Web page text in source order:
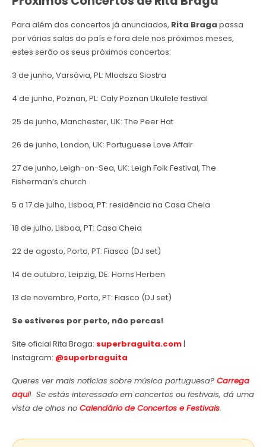
Para além dos concertos já anunciados, Rita Braga passa
por várias salas do país e fora dele nos próximos meses,
estes serão os seus próximos concertos:
3 de junho, Varsóvia, PL: Mlodsza Siostra
4 de junho, Poznan, PL: Caly Poznan Ukulele festival
25 de junho, Manchester, UK: The Peer Hat
26 de junho, London, UK: Portuguese Love Affair
27 de junho, Leigh-on-Sea, UK: Leigh Folk Festival, The
Fisherman’s church
5 a 17 de julho, Lisboa, PT: residência na Casa Cheia
18 de julho, Lisboa, PT: Casa Cheia
22 de agosto, Porto, PT: Fiasco (DJ set)
14 de outubro, Leipzig, DE: Horns Herben
13 de novembro, Porto, PT: Fiasco (DJ set)
Se estiveres por perto, não percas!
Site oficial Rita Braga: superbraguita.com|
Instagram: @superbraguita
Queres ver mais notícias sobre música portuguesa? Carrega
aqui! Se estás interessado em concertos ou festivais, dá uma
vista de olhos no Calendário de Concertos e Festivais.